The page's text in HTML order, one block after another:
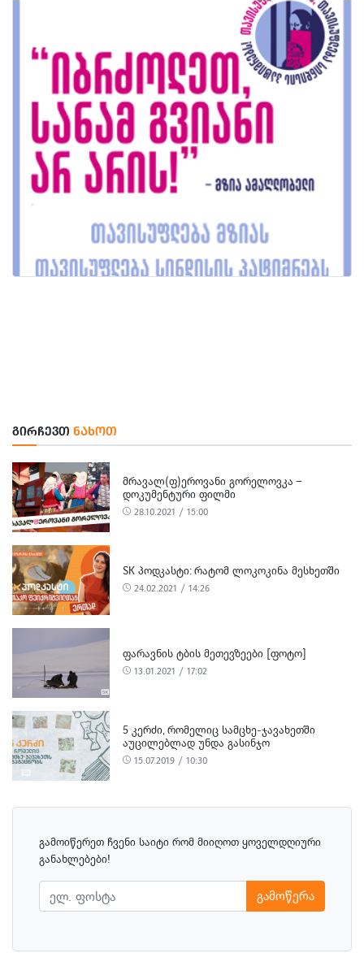
ᲒᲘᲠᲩᲔᲕᲗ ᲜᲐᲮᲝᲗ
ᲛᲠᲐᲕᲐᲚ(Ფ)ᲔᲠᲝᲕᲐᲜᲘ ᲒᲝᲠᲔᲚᲝᲕᲙᲐ –
ᲓᲝᲙᲣᲛᲔᲜᲢᲣᲠᲘ ᲤᲘᲚᲛᲘ
28.10.2021 / 15:00
SK ᲞᲝᲓᲙᲐᲡᲢᲘ: ᲠᲐᲢᲝᲛ ᲚᲝᲙᲝᲙᲘᲜᲐ ᲛᲔᲡᲮᲔᲗᲨᲘ
24.02.2021 / 14:26
ᲤᲐᲠᲐᲕᲜᲘᲡ ᲢᲑᲘᲡ ᲛᲔᲗᲔᲕᲖᲔᲔᲑᲘ [ᲤᲝᲢᲝ]
13.01.2021 / 17:02
5 ᲙᲔᲠᲫᲘ, ᲠᲝᲛᲔᲚᲘᲪ ᲡᲐᲛᲪᲮᲔ-ᲯᲐᲕᲐᲮᲔᲗᲨᲘ
ᲐᲣᲪᲘᲚᲔᲑᲚᲐᲓ ᲣᲜᲓᲐ ᲒᲐᲡᲘᲜᲯᲝ
15.07.2019 / 10:30
გამოიწერეთ ჩვენი საიტი რომ მიიღოთ ყოველდღიური
განახლებები!
გამოწერა